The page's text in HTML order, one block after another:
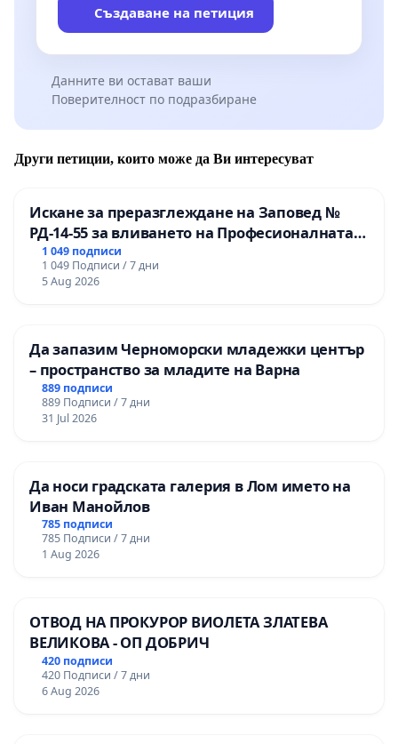
Създаване на петиция
Данните ви остават ваши
Поверителност по подразбиране
Други петиции, които може да Ви интересуват
Искане за преразглеждане на Заповед №
РД-14-55 за вливането на Професионалната
гимназия по промишлени технологии в
Професионалната гимназия по икономика и
мениджмънт – гр. Пазарджик
1 049 подписи
1 049 Подписи / 7 дни
5 Aug 2026
Да запазим Черноморски младежки център
– пространство за младите на Варна
889 подписи
889 Подписи / 7 дни
31 Jul 2026
Да носи градската галерия в Лом името на
Иван Манойлов
785 подписи
785 Подписи / 7 дни
1 Aug 2026
ОТВОД НА ПРОКУРОР ВИОЛЕТА ЗЛАТЕВА
ВЕЛИКОВА - ОП ДОБРИЧ
420 подписи
420 Подписи / 7 дни
6 Aug 2026